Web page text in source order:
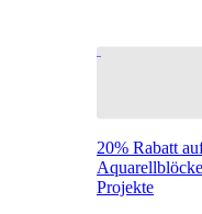
20% Rabatt
Projekte